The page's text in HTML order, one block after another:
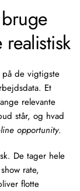
de vigtigste
Et
relevante
står, og hvad
opportunity.
De tager hele
show rate,
flotte